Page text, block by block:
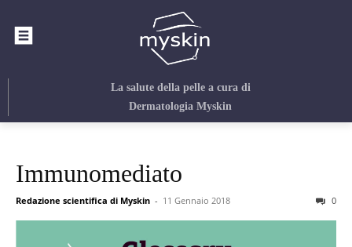
La salute della pelle a cura di
Dermatologia Myskin
Immunomediato
Redazione scientifica di Myskin - 11 Gennaio 2018 0